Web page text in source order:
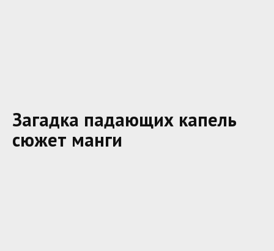
Загадка падающих капель
сюжет манги